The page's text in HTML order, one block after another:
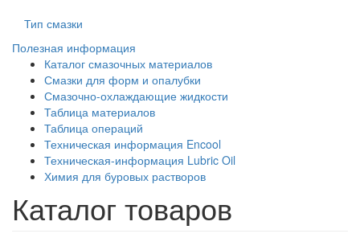
Тип смазки
Полезная информация
Каталог смазочных материалов
Смазки для форм и опалубки
Смазочно-охлаждающие жидкости
Таблица материалов
Таблица операций
Техническая информация Encool
Техническая-информация Lubric Oil
Химия для буровых растворов
Каталог товаров